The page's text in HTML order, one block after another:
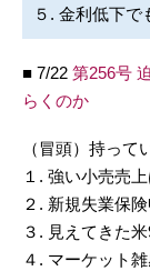
５. 金利低下で
■ 7/22 第256号
らくのか
（冒頭）持って
１. 強い小売売
２. 新規失業保
３. 見えてきた
４. マーケット